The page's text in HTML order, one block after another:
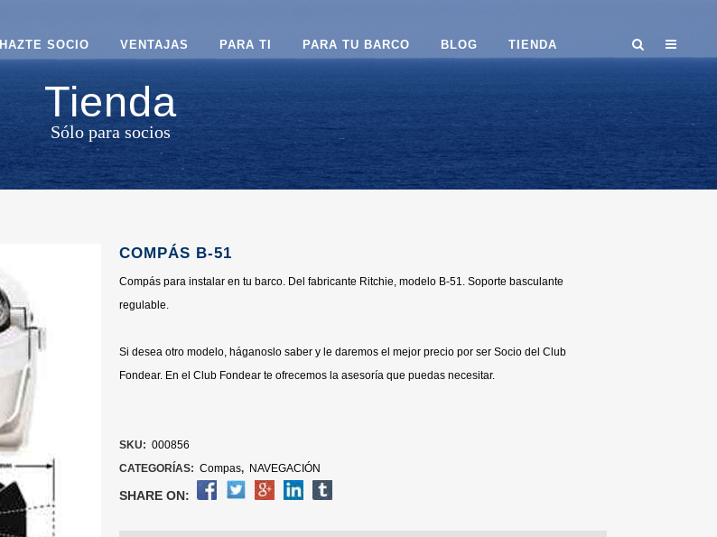
HAZTE SOCIO VENTAJAS PARA TI PARA TU BARCO BLOG TIENDA
Tienda
Sólo para socios
COMPÁS B-51
Compás para instalar en tu barco. Del fabricante Ritchie, modelo B-51. Soporte basculante
regulable.
Si desea otro modelo, háganoslo saber y le daremos el mejor precio por ser Socio del Club
Fondear. En el Club Fondear te ofrecemos la asesoría que puedas necesitar.
SKU: 000856
CATEGORÍAS: Compas, NAVEGACIÓN
SHARE ON: